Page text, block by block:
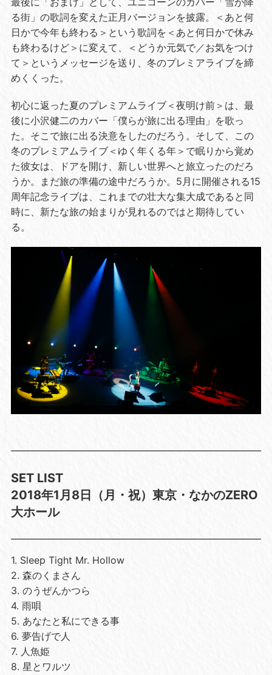
る街」の歌詞を変えた正月バージョンを披露。＜あと何
日かで今年も終わる＞という歌詞を＜あと何日かで休み
も終わるけど＞に変えて、＜どうか元気で／お気をつけ
て＞というメッセージを送り、冬のプレミアライブを締
めくくった。
初心に返った夏のプレミアムライブ＜夜明け前＞は、最
後に小沢健二のカバー「僕らが旅に出る理由」を歌っ
た。そこで旅に出る決意をしたのだろう。そして、この
冬のプレミアムライブ＜ゆく年くる年＞で眠りから覚め
た彼女は、ドアを開け、新しい世界へと旅立ったのだろ
うか。まだ旅の準備の途中だろうか。 5月に開催される15
周年記念ライブは、これまでの壮大な集大成であると同
時に、新たな旅の始まりが見れるのではと期待してい
る。
SET LIST
2018年1月 8日 （月・祝）東京・ なかのZERO
大ホール
1. Sleep Tight Mr. Hollow
2. 森のくまさん
3. のうぜんかつら
4. 雨唄
5. あなたと私にできる事
6. 夢告げで人
7. 人魚姫
8. 星とワルツ